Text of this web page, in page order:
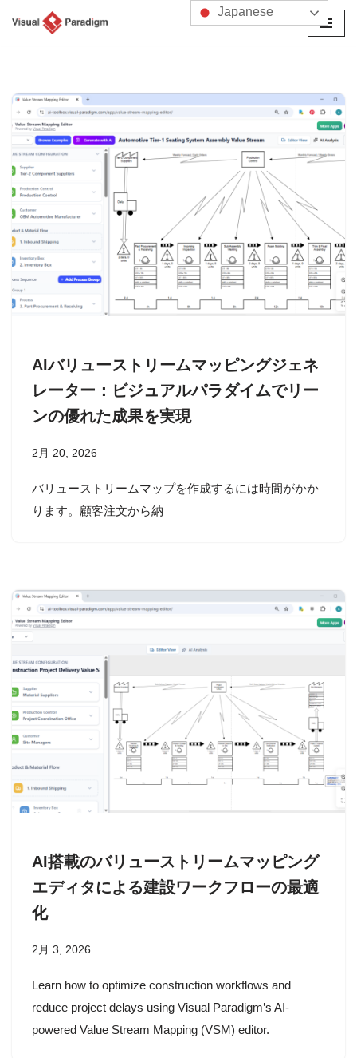
ン
ス
キ
ッ
プ
AIバリューストリームマッピングジェネ
レーター：ビジュアルパラダイムでリー
ンの優れた成果を実現
2月 20, 2026
バリューストリームマップを作成するには時間がかか
ります。顧客注文から納
AI搭載のバリューストリームマッピング
エディタによる建設ワークフローの最適
化
2月 3, 2026
Learn how to optimize construction workflows and
reduce project delays using Visual Paradigm’s AI-
powered Value Stream Mapping (VSM) editor.
Japanese